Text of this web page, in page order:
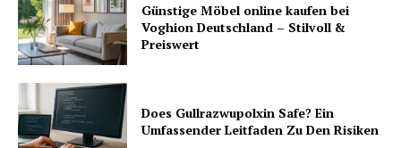
Günstige Möbel online kaufen bei
Voghion Deutschland – Stilvoll &
Preiswert
Does Gullrazwupolxin Safe? Ein
Umfassender Leitfaden Zu Den Risiken